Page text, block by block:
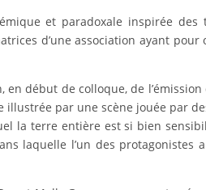
et paradoxale inspirée des
d’une association ayant
début de colloque, de
par une scène jouée par
la terre entière est si bien
laquelle l’un des protagonistes